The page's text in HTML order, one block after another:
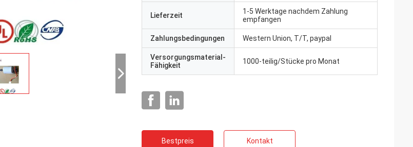
Lieferzeit
1-5 Werktage nachdem Zahlung
empfangen
Zahlungsbedingungen Western Union, T/T, paypal
Versorgungsmaterial-
Fähigkeit
1000-teilig/Stücke pro Monat
Bestpreis Kontakt